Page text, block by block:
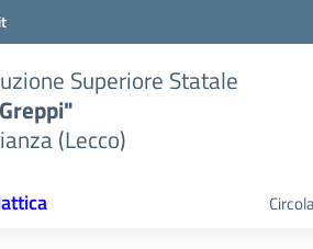
Superiore Statale
(Lecco)